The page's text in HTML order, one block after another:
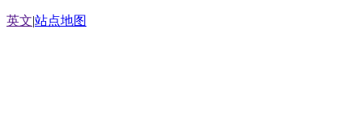
英文|站点地图